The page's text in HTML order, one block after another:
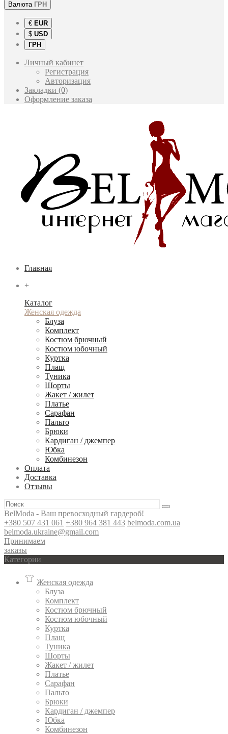
Валюта ГРН
€ EUR
$ USD
ГРН
Личный кабинет
Регистрация
Авторизация
Закладки (0)
Оформление заказа
Главная
+
Каталог
Женская одежда
Блуза
Комплект
Костюм брючный
Костюм юбочный
Куртка
Плащ
Туника
Шорты
Жакет / жилет
Платье
Сарафан
Пальто
Брюки
Кардиган / джемпер
Юбка
Комбинезон
Оплата
Доставка
Отзывы
BelModa - Ваш превосходный гардероб!
+380 507 431 061 +380 964 381 443 belmoda.com.ua
belmoda.ukraine@gmail.com
Принимаем
заказы
Категории
Женская одежда
Блуза
Комплект
Костюм брючный
Костюм юбочный
Куртка
Плащ
Туника
Шорты
Жакет / жилет
Платье
Сарафан
Пальто
Брюки
Кардиган / джемпер
Юбка
Комбинезон